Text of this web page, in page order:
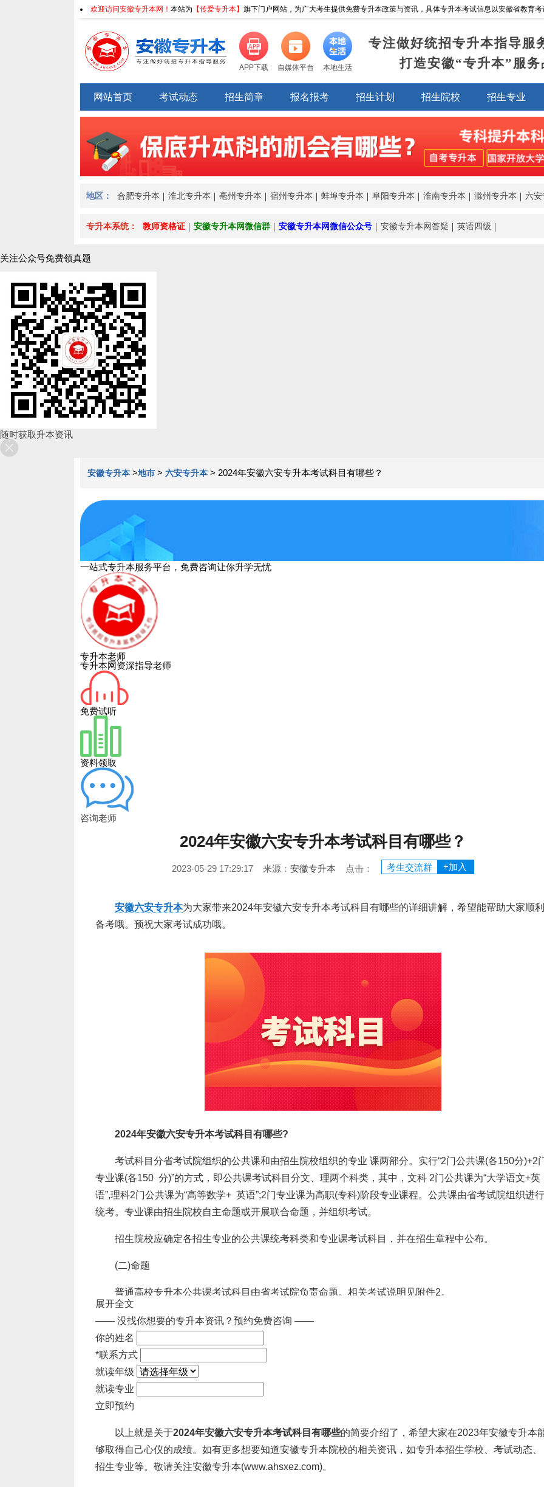
欢迎访问安徽专升本网！ 本站为 【传爱专升本】 旗下门户网站，为广大考生提供免费专升本政策与资讯，具体专升本考试信息以安徽省教育考
APP下载 自媒体平台 本地生活
专注做好统招专升本指导服
打造安徽“专升本”服务
网站首页 考试动态 招生简章 报名报考 招生计划 招生院校 招生专业
地区： 合肥专升本 淮北专升本 亳州专升本 宿州专升本 蚌埠专升本 阜阳专升本 淮南专升本 滁州专升本 六安
专升本系统： 教师资格证 安徽专升本网微信群 安徽专升本网微信公众号 安徽专升本网答疑 英语四级
关注公众号免费领真题
随时获取升本资讯
安徽专升本 >地市 > 六安专升本 > 2024年安徽六安专升本考试科目有哪些？
一站式专升本服务平台，免费咨询让你升学无忧
专升本老师
专升本网资深指导老师
免费试听
资料领取
咨询老师
2024年安徽六安专升本考试科目有哪些？
2023-05-29 17:29:17 来源： 安徽专升本 点击： 考生交流群 +加入
安徽六安专升本为大家带来2024年安徽六安专升本考试科目有哪些的详细讲解，希望能帮助大家顺利
备考哦。预祝大家考试成功哦。
2024年安徽六安专升本考试科目有哪些?
考试科目分省考试院组织的公共课和由招生院校组织的专业 课两部分。实行“2门公共课(各150分)+2
专业课(各150 分)”的方式，即公共课考试科目分文、理两个科类，其中，文科 2门公共课为“大学语文+英
语”,理科2门公共课为“高等数学+ 英语”;2门专业课为高职(专科)阶段专业课程。公共课由省考试院组织进行
统考。专业课由招生院校自主命题或开展联合命题，并组织考试。
招生院校应确定各招生专业的公共课统考科类和专业课考试科目，并在招生章程中公布。
(二)命题
普通高校专升本公共课考试科目由省考试院负责命题。相关考试说明见附件2。
专业课考试科目由各招生院校根据所招专业的要求自行组织命题。专业课考试纲要、参考书目等由招
生院校公布。
招生院校要切实加强自主命题管理，按照国家教育考试命题 保密要求，组织专家进行命题，实行封闭
管理，确保命题工作安全和命题质量。
展开全文
—— 没找你想要的专升本资讯？ 预约免费咨询 ——
你的姓名
*联系方式
就读年级
就读专业
立即预约
以上就是关于2024年安徽六安专升本考试科目有哪些的简要介绍了，希望大家在2023年安徽专升本
够取得自己心仪的成绩。如有更多想要知道安徽专升本院校的相关资讯，如专升本招生学校、考试动态、
招生专业等。敬请关注安徽专升本(www.ahsxez.com)。